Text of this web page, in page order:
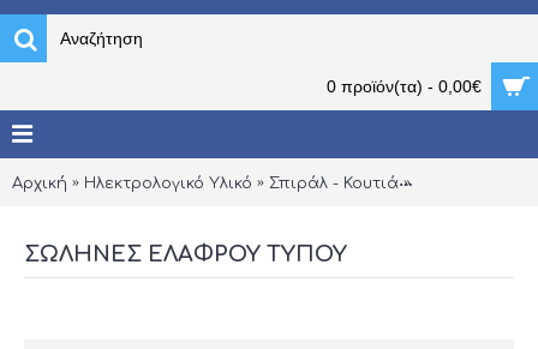
0 προϊόν(τα) - 0,00€
Αρχική Ηλεκτρολογικό Υλικό Σπιράλ - Κουτιά
ΣΩΛΉΝΕΣ ΕΛΑΦΡΟΎ ΤΎΠΟΥ